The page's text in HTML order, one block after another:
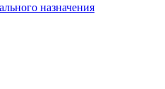
назначения